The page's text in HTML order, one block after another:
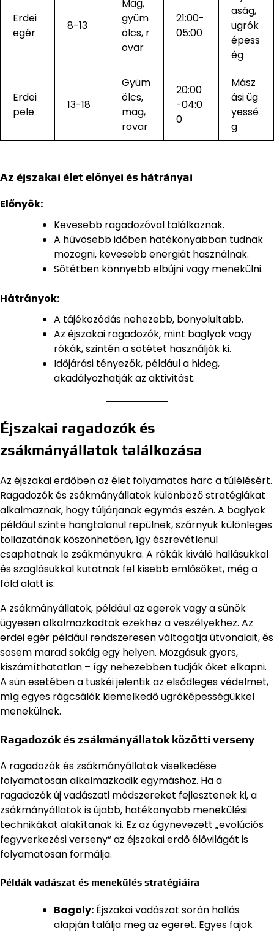
Erdei
egér
8-13
Mag,
gyüm
ölcs, r
ovar
21:00-
05:00
aság,
ugrók
épess
ég
Erdei
pele
13-18
Gyüm
ölcs,
mag,
rovar
20:00
-04:0
0
Mász
ási üg
yessé
g
Az éjszakai élet előnyei és hátrányai
Előnyök:
Kevesebb ragadozóval találkoznak.
A hűvösebb időben hatékonyabban tudnak
mozogni, kevesebb energiát használnak.
Sötétben könnyebb elbújni vagy menekülni.
Hátrányok:
A tájékozódás nehezebb, bonyolultabb.
Az éjszakai ragadozók, mint baglyok vagy
rókák, szintén a sötétet használják ki.
Időjárási tényezők, például a hideg,
akadályozhatják az aktivitást.
Éjszakai ragadozók és
zsákmányállatok találkozása
Az éjszakai erdőben az élet folyamatos harc a túlélésért.
Ragadozók és zsákmányállatok különböző stratégiákat
alkalmaznak, hogy túljárjanak egymás eszén. A baglyok
például szinte hangtalanul repülnek, szárnyuk különleges
tollazatának köszönhetően, így észrevétlenül
csaphatnak le zsákmányukra. A rókák kiváló hallásukkal
és szaglásukkal kutatnak fel kisebb emlősöket, még a
föld alatt is.
A zsákmányállatok, például az egerek vagy a sünök
ügyesen alkalmazkodtak ezekhez a veszélyekhez. Az
erdei egér például rendszeresen váltogatja útvonalait, és
sosem marad sokáig egy helyen. Mozgásuk gyors,
kiszámíthatatlan – így nehezebben tudják őket elkapni.
A sün esetében a tüskéi jelentik az elsődleges védelmet,
míg egyes rágcsálók kiemelkedő ugróképességükkel
menekülnek.
Ragadozók és zsákmányállatok közötti verseny
A ragadozók és zsákmányállatok viselkedése
folyamatosan alkalmazkodik egymáshoz. Ha a
ragadozók új vadászati módszereket fejlesztenek ki, a
zsákmányállatok is újabb, hatékonyabb menekülési
technikákat alakítanak ki. Ez az úgynevezett „evolúciós
fegyverkezési verseny” az éjszakai erdő élővilágát is
folyamatosan formálja.
Példák vadászat és menekülés stratégiáira
Bagoly: Éjszakai vadászat során hallás
alapján találja meg az egeret. Egyes fajok